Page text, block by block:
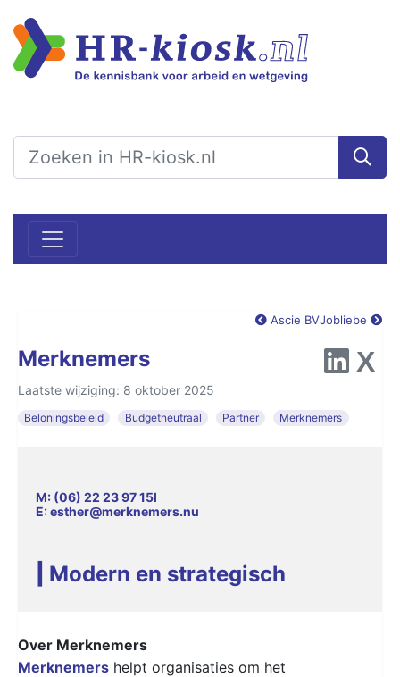
Ascie BVJobliebe
Merknemers
Laatste wijziging: 8 oktober 2025
Beloningsbeleid Budgetneutraal Partner Merknemers
M: (06) 22 23 97 15l
E: esther@merknemers.nu
Modern en strategisch
Over Merknemers
Merknemers helpt organisaties om het